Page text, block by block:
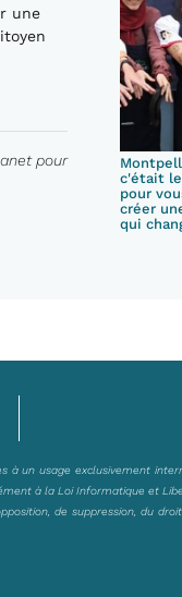
une
pour
c'était
pour
créer
qui
un usage exclusivement
à la Loi Informatique et
de suppression, du